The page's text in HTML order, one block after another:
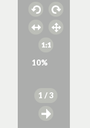
10%
1 / 3